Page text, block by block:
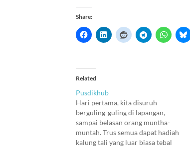
Share:
Related
Pusdikhub
Hari pertama, kita disuruh
berguling-guling di lapangan,
sampai belasan orang muntha-
muntah. Trus semua dapat hadiah
kalung tali yang luar biasa tebal